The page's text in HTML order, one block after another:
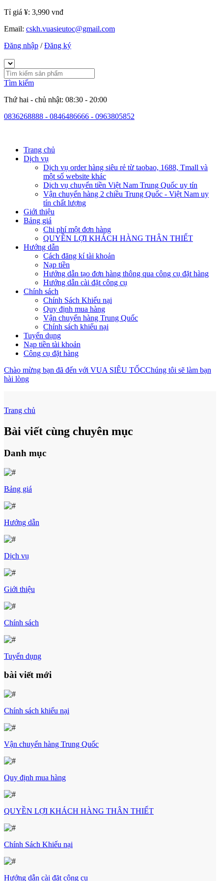
Tỉ giá ¥: 3,990 vnđ
Email: cskh.vuasieutoc@gmail.com
Đăng nhập /Đăng ký
Tìm kiếm
Thứ hai - chủ nhật: 08:30 - 20:00
0836268888 - 0846486666 - 0963805852
Trang chủ
Dịch vụ
Dịch vụ order hàng siêu rẻ từ taobao, 1688, Tmall và
một số website khác
Dịch vụ chuyển tiền Việt Nam Trung Quốc uy tín
Vận chuyển hàng 2 chiều Trung Quốc - Việt Nam uy
tín chất lượng
Giới thiệu
Bảng giá
Chi phí một đơn hàng
QUYỀN LỢI KHÁCH HÀNG THÂN THIẾT
Hướng dẫn
Cách đăng kí tài khoản
Nạp tiền
Hướng dẫn tạo đơn hàng thông qua công cụ đặt hàng
Hướng dẫn cài đặt công cụ
Chính sách
Chính Sách Khiếu nại
Quy định mua hàng
Vận chuyển hàng Trung Quốc
Chính sách khiếu nại
Tuyển dụng
Nạp tiền tài khoản
Công cụ đặt hàng
Chào mừng bạn đã đến với VUA SIÊU TỐCChúng tôi sẽ làm bạn
hài lòng
Trang chủ
Bài viết cùng chuyên mục
Danh mục
Bảng giá
Hướng dẫn
Dịch vụ
Giới thiệu
Chính sách
Tuyển dụng
bài viết mới
Chính sách khiếu nại
Vận chuyển hàng Trung Quốc
Quy định mua hàng
QUYỀN LỢI KHÁCH HÀNG THÂN THIẾT
Chính Sách Khiếu nại
Hướng dẫn cài đặt công cụ